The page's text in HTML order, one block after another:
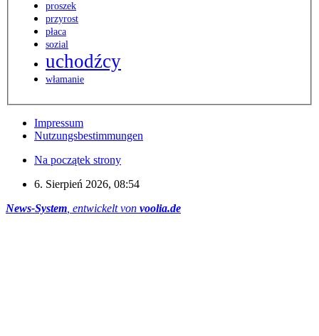
proszek
przyrost
płaca
sozial
uchodźcy
włamanie
Impressum
Nutzungsbestimmungen
Na początek strony
6. Sierpień 2026, 08:54
News-System , entwickelt von voolia.de